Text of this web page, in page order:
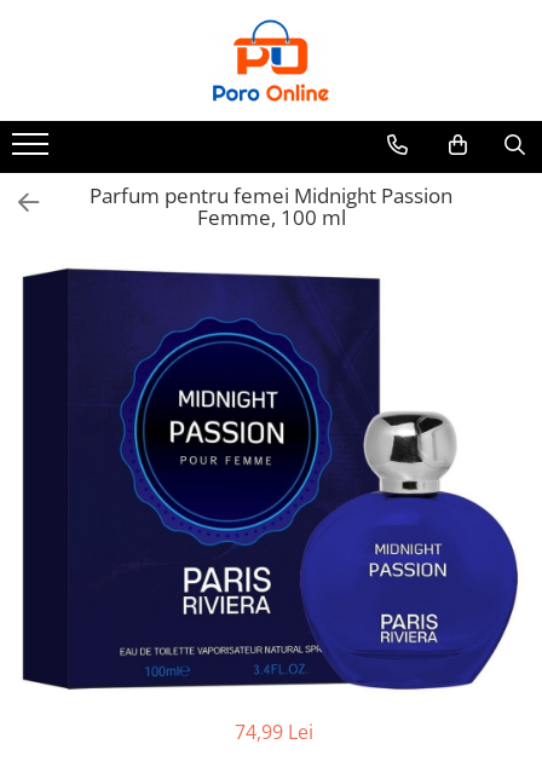
Clone
Parfum Barbati
Parfum Femei
Parfumuri Arabesti
Parfum pentru femei Midnight Passion
Femme, 100 ml
74,99 Lei